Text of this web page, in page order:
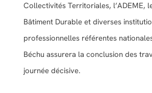
Collectivités Territoriales, l’ADEME,
Bâtiment Durable et diverses
professionnelles référentes
Béchu assurera la conclusion des
journée décisive.